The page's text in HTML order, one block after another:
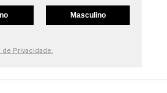
Masculino
de Privacidade.